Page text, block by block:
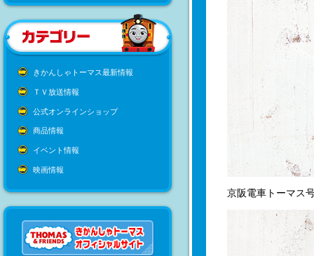
きかんしゃトーマス最新情報
ＴＶ放送情報
公式オンラインショップ
商品情報
イベント情報
映画情報
京阪電車トーマス